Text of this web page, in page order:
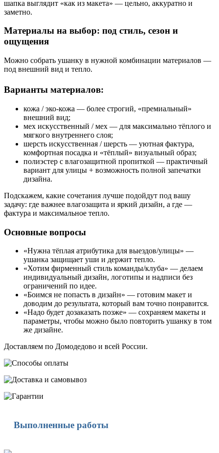
шапка выглядит «как из макета» — цельно, аккуратно и
заметно.
Материалы на выбор: под стиль, сезон и
ощущения
Можно собрать ушанку в нужной комбинации материалов —
под внешний вид и тепло.
Варианты материалов:
кожа / эко-кожа — более строгий, «премиальный»
внешний вид;
мех искусственный / мех — для максимально тёплого и
мягкого внутреннего слоя;
шерсть искусственная / шерсть — уютная фактура,
комфортная посадка и «тёплый» визуальный образ;
полиэстер с влагозащитной пропиткой — практичный
вариант для улицы + возможность полной запечатки
дизайна.
Подскажем, какие сочетания лучше подойдут под вашу
задачу: где важнее влагозащита и яркий дизайн, а где —
фактура и максимальное тепло.
Основные вопросы
«Нужна тёплая атрибутика для выездов/улицы» —
ушанка защищает уши и держит тепло.
«Хотим фирменный стиль команды/клуба» — делаем
индивидуальный дизайн, логотипы и надписи без
ограничений по идее.
«Боимся не попасть в дизайн» — готовим макет и
доводим до результата, который вам точно понравится.
«Надо будет дозаказать позже» — сохраняем макеты и
параметры, чтобы можно было повторить ушанку в том
же дизайне.
Доставляем по Домодедово и всей России.
Выполненные работы